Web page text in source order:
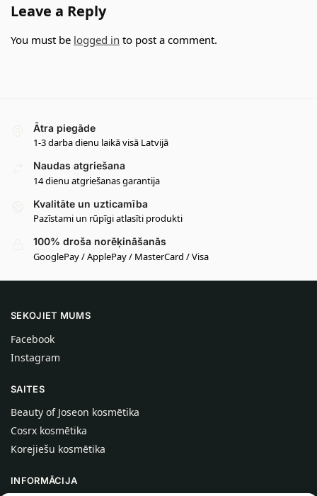
Leave a Reply
You must be logged in to post a comment.
Ātra piegāde
1-3 darba dienu laikā visā Latvijā
Naudas atgriešana
14 dienu atgriešanas garantija
Kvalitāte un uzticamība
Pazīstami un rūpīgi atlasīti produkti
100% droša norēķināšanās
GooglePay / ApplePay / MasterCard / Visa
SEKOJIET MUMS
Facebook
Instagram
SAITES
Beauty of Joseon kosmētika
Cosrx kosmētika
Korejiešu kosmētika
INFORMĀCIJA